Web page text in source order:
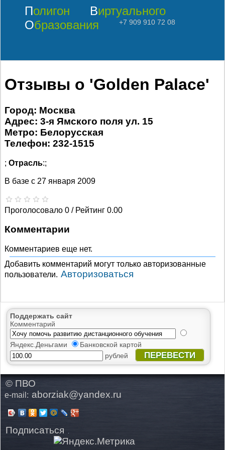
Полигон
Виртуального
Образования
+7 909 910 72 08
Отзывы о 'Golden Palace'
Город: Москва
Адрес: 3-я Ямского поля ул. 15
Метро: Белорусская
Телефон: 232-1515
; Отрасль:;
В базе с 27 января 2009
Проголосовало 0 / Рейтинг 0.00
Комментарии
Комментариев еще нет.
Добавить комментарий могут только авторизованные
пользователи. Авторизоваться
Поддержать сайт
Комментарий
Яндекс.Деньгами
Банковской картой
рублей
ПЕРЕВЕСТИ
© ПВО
e-mail: aborziak@yandex.ru
Подписаться